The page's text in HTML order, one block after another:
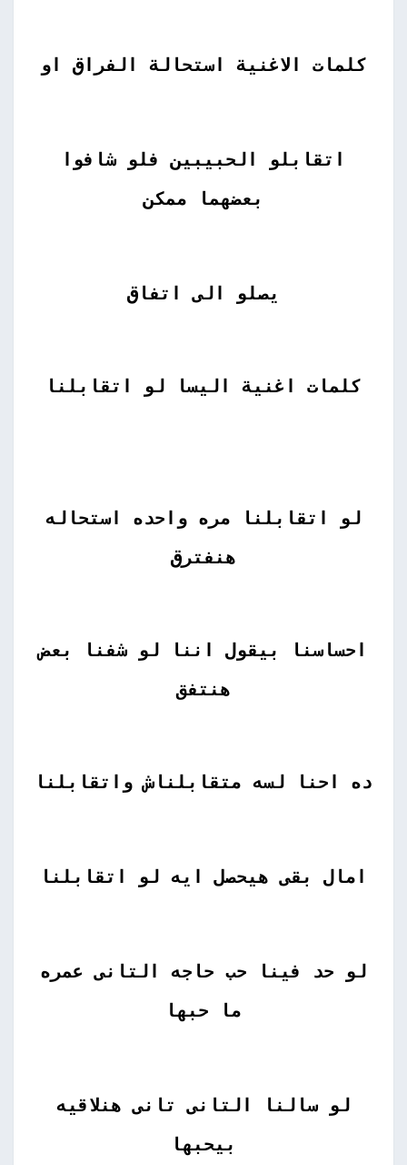
كلمات الاغنية استحالة الفراق او
اتقابلو الحبيبين فلو شافوا
بعضهما ممكن
يصلو الى اتفاق
كلمات اغنية اليسا لو اتقابلنا
لو اتقابلنا مره واحده استحاله
هنفترق
احساسنا بيقول اننا لو شفنا بعض
هنتفق
ده احنا لسه متقابلناش واتقابلنا
امال بقى هيحصل ايه لو اتقابلنا
لو حد فينا حب حاجه التانى عمره
ما حبها
لو سالنا التانى تانى هنلاقيه
بيحبها